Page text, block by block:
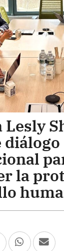
diálogo
la